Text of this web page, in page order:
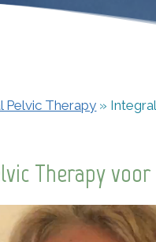
Pelvic Therapy »
Therapy